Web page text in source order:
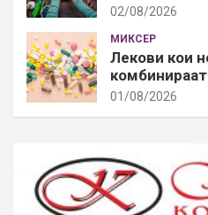
02/08/2026
МИКСЕР
Лекови кои
01/08/2026